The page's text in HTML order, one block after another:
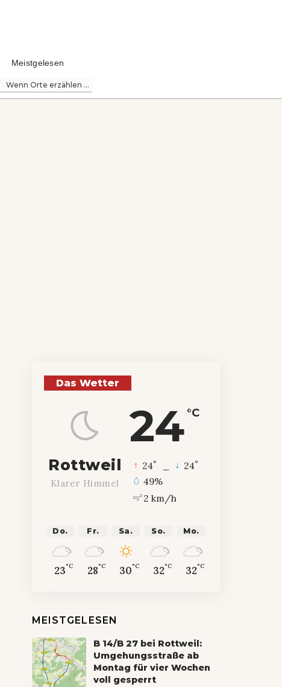
Meistgelesen
Wenn Orte erzählen ...
Das Wetter
24 °C
Rottweil
Klarer Himmel
24° 24°
49%
2 km/h
Do.
23°C
Fr.
28°C
Sa.
30°C
So.
32°C
Mo.
32°C
MEISTGELESEN
B 14/B 27 bei Rottweil:
Umgehungsstraße ab
Montag für vier Wochen
voll gesperrt